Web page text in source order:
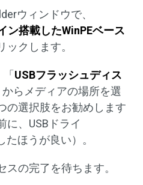
ウィンドウで、
ン搭載したWinPEベース
ックします。
USBフラッシュディス
からメディアの場所を選
の選択肢をお勧めします
に、USBドライ
たほうが良い）。
スの完了を待ちます。